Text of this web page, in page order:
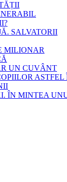
SALVATORII
MILIONAR
UN CUVÂNT
ÎN MINTEA